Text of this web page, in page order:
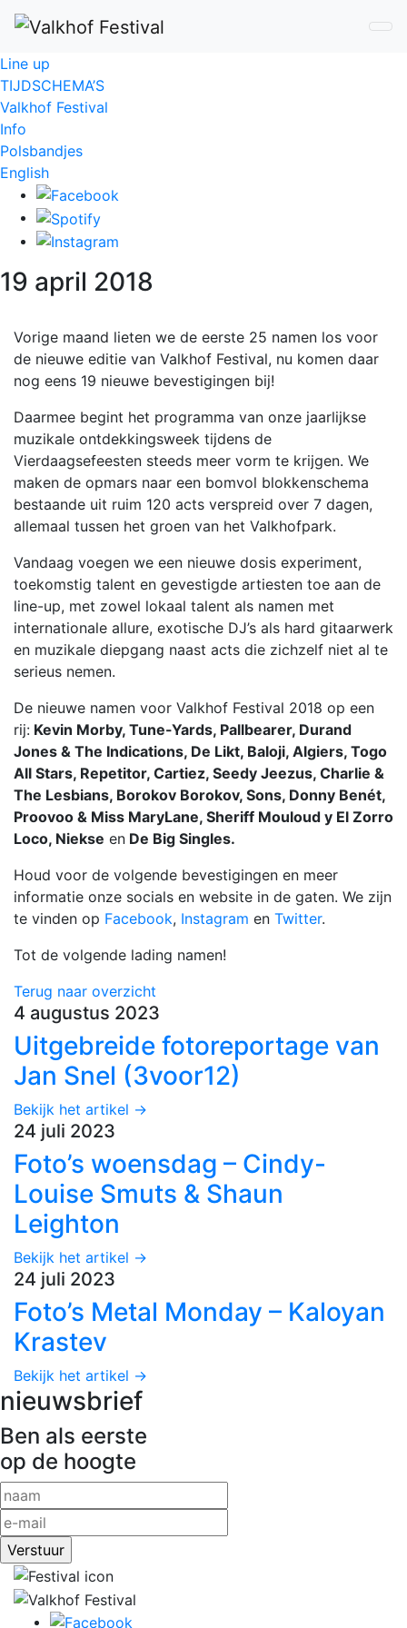
Line up
TIJDSCHEMA’S
Valkhof Festival
Info
Polsbandjes
English
19 april 2018
Vorige maand lieten we de eerste 25 namen los voor
de nieuwe editie van Valkhof Festival, nu komen daar
nog eens 19 nieuwe bevestigingen bij!
Daarmee begint het programma van onze jaarlijkse
muzikale ontdekkingsweek tijdens de
Vierdaagsefeesten steeds meer vorm te krijgen. We
maken de opmars naar een bomvol blokkenschema
bestaande uit ruim 120 acts verspreid over 7 dagen,
allemaal tussen het groen van het Valkhofpark.
Vandaag voegen we een nieuwe dosis experiment,
toekomstig talent en gevestigde artiesten toe aan de
line-up, met zowel lokaal talent als namen met
internationale allure, exotische DJ’s als hard gitaarwerk
en muzikale diepgang naast acts die zichzelf niet al te
serieus nemen.
De nieuwe namen voor Valkhof Festival 2018 op een
rij: Kevin Morby, Tune-Yards, Pallbearer, Durand
Jones & The Indications, De Likt, Baloji, Algiers, Togo
All Stars, Repetitor, Cartiez, Seedy Jeezus, Charlie &
The Lesbians, Borokov Borokov, Sons, Donny Benét,
Proovoo & Miss MaryLane, Sheriff Mouloud y El Zorro
Loco, Niekse en De Big Singles.
Houd voor de volgende bevestigingen en meer
informatie onze socials en website in de gaten. We zijn
te vinden op Facebook, Instagram en Twitter.
Tot de volgende lading namen!
Terug naar overzicht
4 augustus 2023
Uitgebreide fotoreportage van
Jan Snel (3voor12)
Bekijk het artikel →
24 juli 2023
Foto’s woensdag – Cindy-
Louise Smuts & Shaun
Leighton
Bekijk het artikel →
24 juli 2023
Foto’s Metal Monday – Kaloyan
Krastev
Bekijk het artikel →
nieuwsbrief
Ben als eerste
op de hoogte